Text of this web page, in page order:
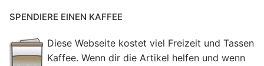
SPENDIERE EINEN KAFFEE
Diese Webseite kostet viel Freizeit und Tassen
Kaffee. Wenn dir die Artikel helfen und wenn